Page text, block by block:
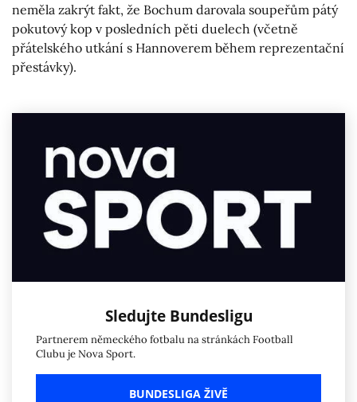
neměla zakrýt fakt, že Bochum darovala soupeřům pátý
pokutový kop v posledních pěti duelech (včetně
přátelského utkání s Hannoverem během reprezentační
přestávky).
Sledujte Bundesligu
Partnerem německého fotbalu na stránkách Football
Clubu je Nova Sport.
BUNDESLIGA ŽIVĚ